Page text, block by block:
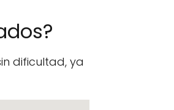
dificultad, ya